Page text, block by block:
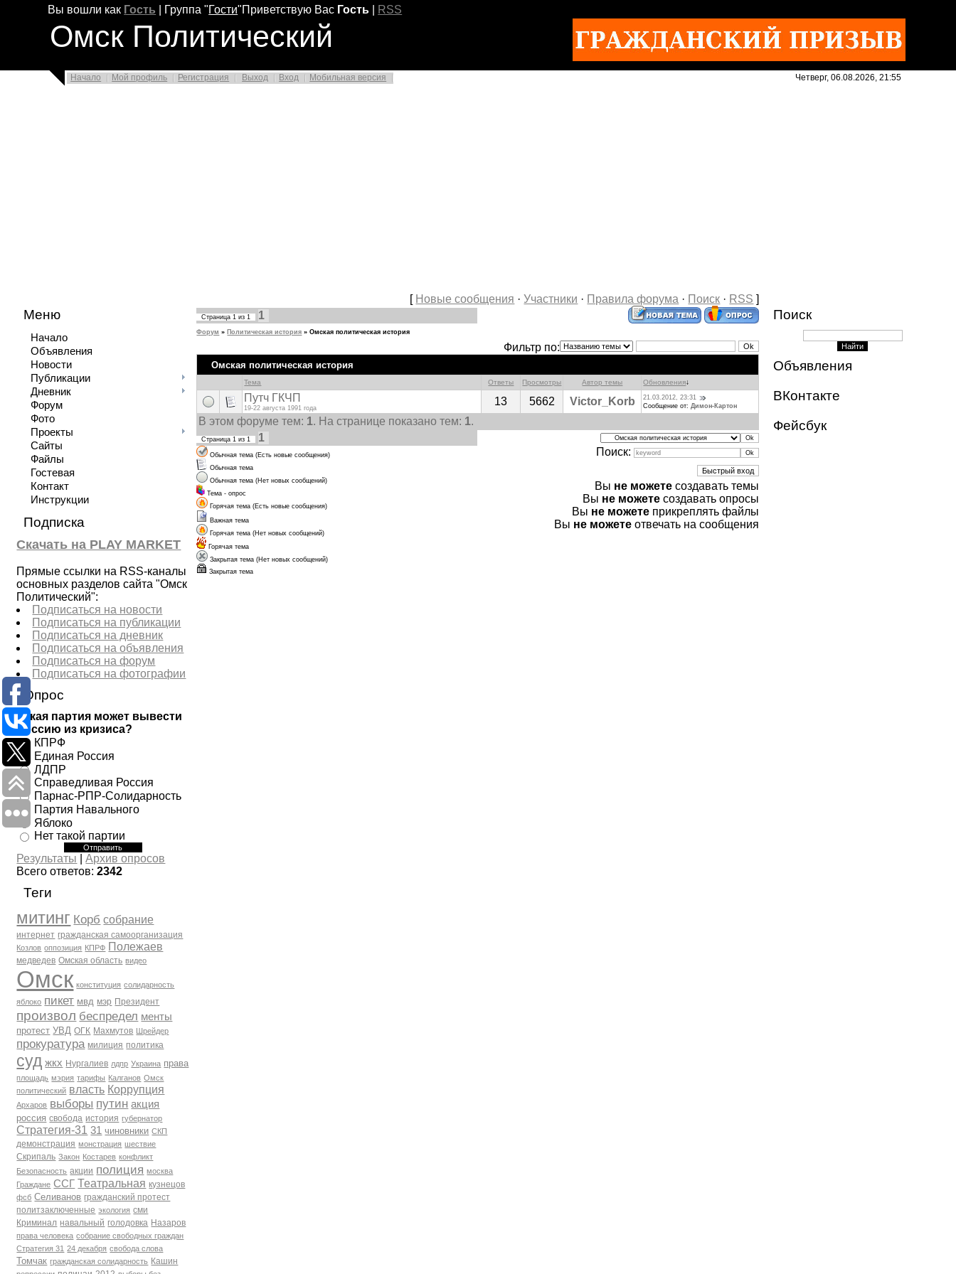
Вы вошли как Гость Группа "Гости"Приветствую Вас Гость RSS
Омск Политический
Начало Мой профиль Регистрация Выход Вход Мобильная версия Четверг, 06.08.2026, 21:55
Меню
Начало
Объявления
Новости
Публикации
Дневник
Форум
Фото
Проекты
Сайты
Файлы
Гостевая
Контакт
Инструкции
Подписка
Скачать на PLAY MARKET
Прямые ссылки на RSS-каналы
основных разделов сайта "Омск
Политический":
Подписаться на новости
Подписаться на публикации
Подписаться на дневник
Подписаться на объявления
Подписаться на форум
Подписаться на фотографии
Опрос
Какая партия может вывести
Россию из кризиса?
КПРФ
Единая Россия
ЛДПР
Справедливая Россия
Парнас-РПР-Солидарность
Партия Навального
Яблоко
Нет такой партии
Результаты |Архив опросов
Всего ответов:2342
Теги
митинг Корб собрание
интернет гражданская самоорганизация
Козлов оппозиция КПРФ Полежаев
медведев Омская область видео
Омск конституция солидарность
яблоко пикет мвд мэр Президент
произвол беспредел менты
протест УВД ОГК Махмутов Шрейдер
прокуратура милиция политика
суд жкх Нургалиев лдпр Украина права
площадь мэрия тарифы Калганов Омск
политический власть Коррупция
Архаров выборы путин акция
россия свобода история губернатор
Стратегия-31 31 чиновники СКП
демонстрация монстрация шествие
Скрипаль Закон Костарев конфликт
Безопасность акции полиция москва
Граждане ССГ Театральная кузнецов
фсб Селиванов гражданский протест
политзаключенные экология сми
Криминал навальный голодовка Назаров
права человека собрание свободных граждан
Стратегия 31 24 декабря свобода слова
Томчак гражданская солидарность Кашин
[ Новые сообщения ·Участники · Правила форума · Поиск · RSS ]
Страница1 из1 1
Форум » Политическая история » Омская политическая история
Фильтр по:
Омская политическая история
Тема Ответы Просмотры Автор темы Обновления↓
Путч ГКЧП
19-22 августа 1991 года
13 5662 Victor_Korb
21.03.2012, 23:31
Сообщение от:Димон-Картон
В этом форуме тем: 1. На странице показано тем: 1.
Страница1 из1 1
Обычная тема (Есть новые сообщения)
Обычная тема
Обычная тема (Нет новых сообщений)
Тема - опрос
Горячая тема (Есть новые сообщения)
Важная тема
Горячая тема (Нет новых сообщений)
Горячая тема
Закрытая тема (Нет новых сообщений)
Закрытая тема
Поиск:
Вы не можете создавать темы
Вы не можете создавать опросы
Вы не можете прикреплять файлы
Вы не можете отвечать на сообщения
Поиск
Объявления
ВКонтакте
Фейсбук